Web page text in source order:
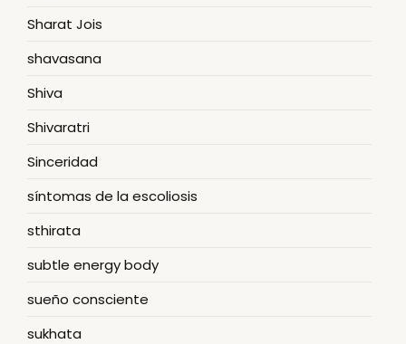
Sharat Jois
shavasana
Shiva
Shivaratri
Sinceridad
síntomas de la escoliosis
sthirata
subtle energy body
sueño consciente
sukhata